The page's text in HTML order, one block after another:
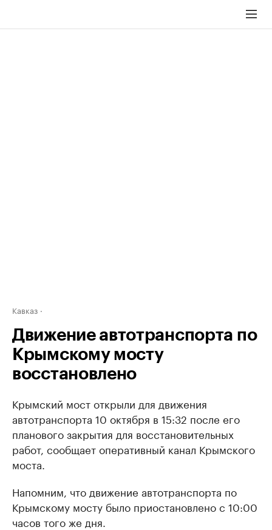
Кавказ
Движение автотранспорта по
Крымскому мосту
восстановлено
Крымский мост открыли для движения
автотранспорта 10 октября в 15:32 после его
планового закрытия для восстановительных
работ, сообщает оперативный канал Крымского
моста.
Напомним, что движение автотранспорта по
Крымскому мосту было приостановлено с 10:00
часов того же дня.